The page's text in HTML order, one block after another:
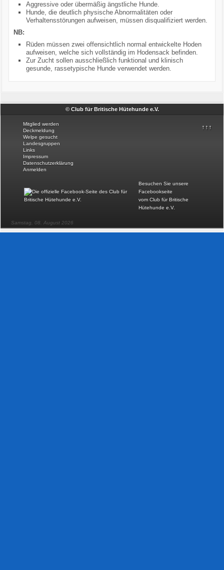
Aggressive oder übermäßig ängstliche Hunde.
Hunde, die deutlich physische Abnormalitäten oder
Verhaltensstörungen aufweisen, müssen disqualifiziert werden.
NB:
Rüden müssen zwei offensichtlich normal entwickelte Hoden
aufweisen, welche sich vollständig im Hodensack befinden.
Zur Zucht sollen ausschließlich funktional und klinisch
gesunde, rassetypische Hunde verwendet werden.
© Club für Britische Hütehunde e.V.
↑↑↑
Mitglied werden
Deckmeldung
Welpe gesucht
Landesgruppen
Links
Impressum
Datenschutzerklärung
Anmelden
Besuchen Sie unsere
Facebookseite
vom Club für Britische
Hütehunde e.V.
Samstag, 08. August 2026